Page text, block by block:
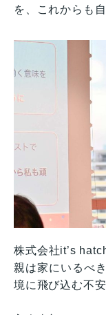
を、これからも
株式会社it’s
親は家にいるべ
境に飛び込む不